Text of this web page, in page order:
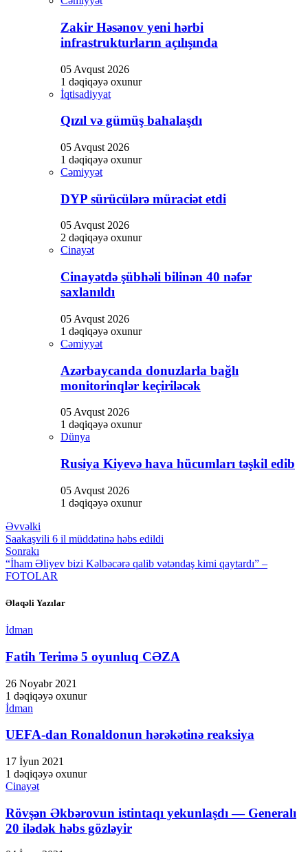
Zakir Həsənov yeni hərbi
infrastrukturların açılışında
05 Avqust 2026
1 dəqiqəyə oxunur
İqtisadiyyat
Qızıl və gümüş bahalaşdı
05 Avqust 2026
1 dəqiqəyə oxunur
Cəmiyyət
DYP sürücülərə müraciət etdi
05 Avqust 2026
2 dəqiqəyə oxunur
Cinayət
Cinayətdə şübhəli bilinən 40 nəfər
saxlanıldı
05 Avqust 2026
1 dəqiqəyə oxunur
Cəmiyyət
Azərbaycanda donuzlarla bağlı
monitorinqlər keçiriləcək
05 Avqust 2026
1 dəqiqəyə oxunur
Dünya
Rusiya Kiyevə hava hücumları təşkil edib
05 Avqust 2026
1 dəqiqəyə oxunur
Əvvəlki
Saakaşvili 6 il müddətinə həbs edildi
Sonrakı
“İham Əliyev bizi Kəlbəcərə qalib vətəndaş kimi qaytardı” –
FOTOLAR
Əlaqəli Yazılar
İdman
Fatih Terimə 5 oyunluq CƏZA
26 Noyabr 2021
1 dəqiqəyə oxunur
İdman
UEFA-dan Ronaldonun hərəkətinə reaksiya
17 İyun 2021
1 dəqiqəyə oxunur
Cinayət
Rövşən Əkbərovun istintaqı yekunlaşdı — Generalı
20 ilədək həbs gözləyir